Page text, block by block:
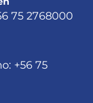
75 2768000
+56 75